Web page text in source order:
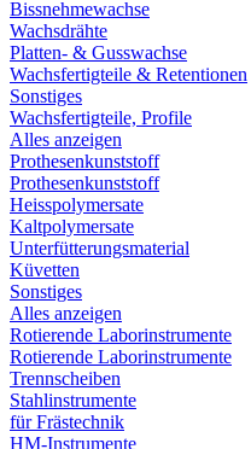
Bissnehmewachse
Wachsdrähte
Platten- & Gusswachse
Wachsfertigteile & Retentionen
Sonstiges
Wachsfertigteile, Profile
Alles anzeigen
Prothesenkunststoff
Prothesenkunststoff
Heisspolymersate
Kaltpolymersate
Unterfütterungsmaterial
Küvetten
Sonstiges
Alles anzeigen
Rotierende Laborinstrumente
Rotierende Laborinstrumente
Trennscheiben
Stahlinstrumente
für Frästechnik
HM-Instrumente